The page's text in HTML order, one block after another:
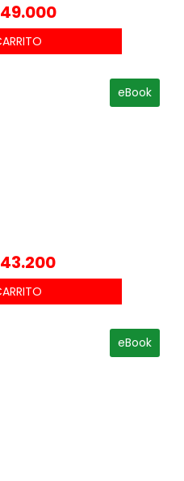
49.000
eBook
43.200
eBook